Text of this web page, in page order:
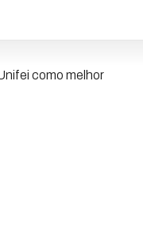
como melhor